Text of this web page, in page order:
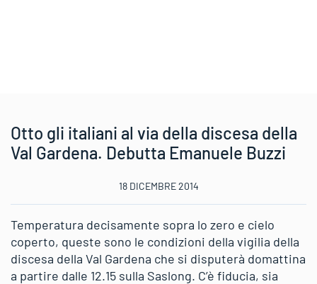
Otto gli italiani al via della discesa della
Val Gardena. Debutta Emanuele Buzzi
18 DICEMBRE 2014
Temperatura decisamente sopra lo zero e cielo
coperto, queste sono le condizioni della vigilia della
discesa della Val Gardena che si disputerà domattina
a partire dalle 12.15 sulla Saslong. C’è fiducia, sia